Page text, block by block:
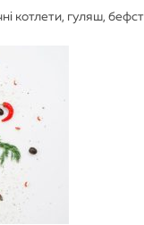
котлети, гуляш,